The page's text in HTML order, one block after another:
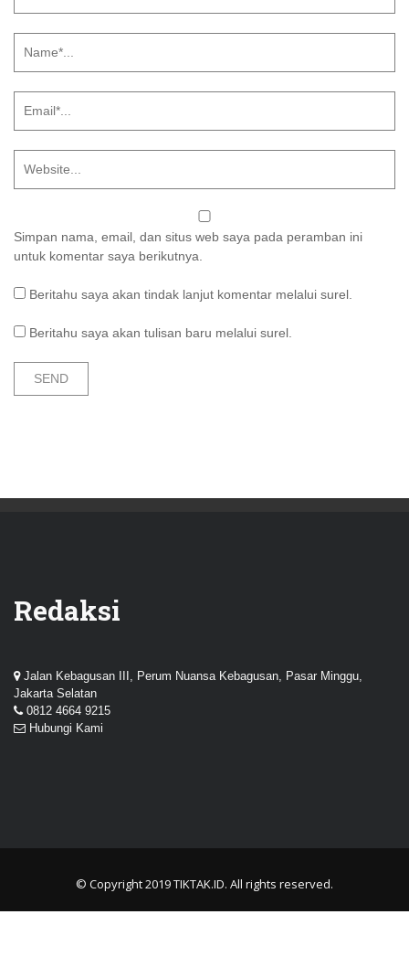
Simpan nama, email, dan situs web saya pada peramban ini
untuk komentar saya berikutnya.
Beritahu saya akan tindak lanjut komentar melalui surel.
Beritahu saya akan tulisan baru melalui surel.
Redaksi
Jalan Kebagusan III, Perum Nuansa Kebagusan, Pasar Minggu,
Jakarta Selatan
0812 4664 9215
Hubungi Kami
© Copyright 2019TIKTAK.ID. All rights reserved.